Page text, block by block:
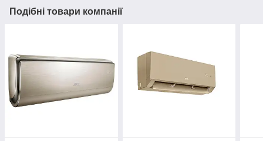
Подібні товари компанії